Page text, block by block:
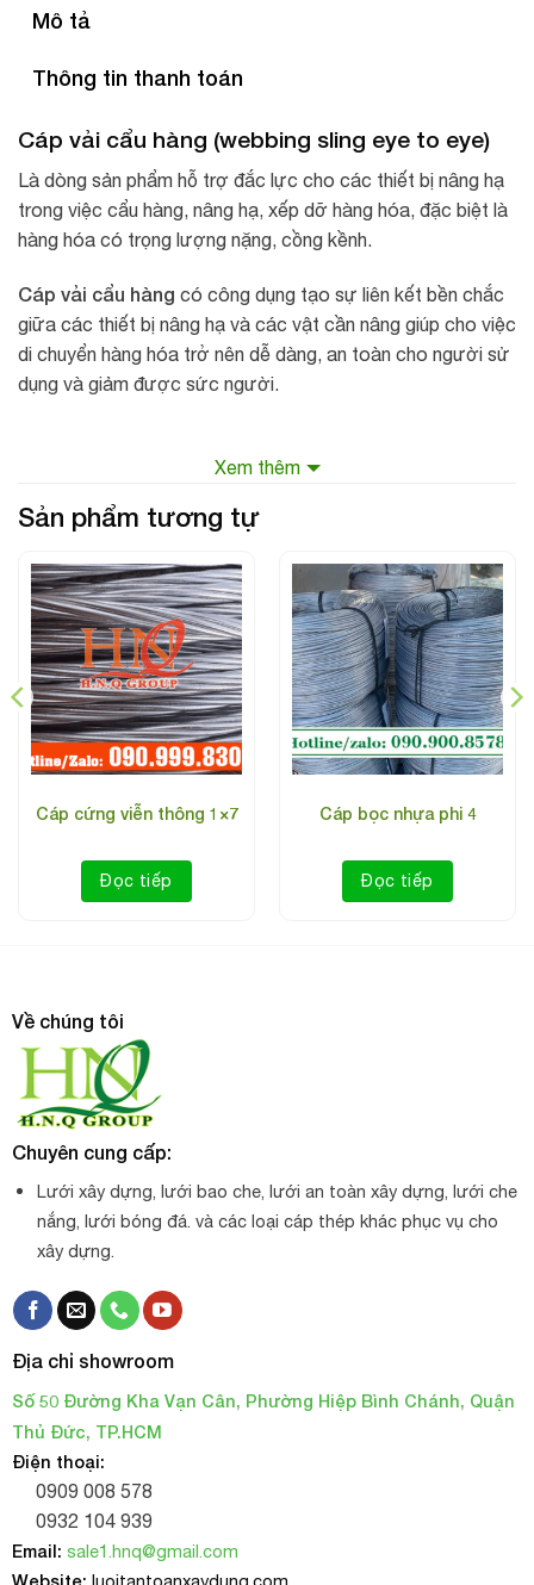
Mô tả
Thông tin thanh toán
Cáp vải cẩu hàng (webbing sling eye to eye)
Là dòng sản phẩm hỗ trợ đắc lực cho các thiết bị nâng hạ
trong việc cẩu hàng, nâng hạ, xếp dỡ hàng hóa, đặc biệt là
hàng hóa có trọng lượng nặng, cồng kềnh.
Cáp vải cẩu hàng có công dụng tạo sự liên kết bền chắc
giữa các thiết bị nâng hạ và các vật cần nâng giúp cho việc
di chuyển hàng hóa trở nên dễ dàng, an toàn cho người sử
dụng và giảm được sức người.
Loại: bản dẹt, 2 đầu mắt (webbing sling eye to eye)
Chất liệu: 100% polyester, dệt theo cấu trúc tấm sợi
bền chắc
Dệt một lớp hoặc dệt hai lớp( thường dùng loại một lớp)
Lực chịu tải: 1 tấn, 2 tấn, 3 tấn, 4 tấn, 5 tấn, 6 tấn, 8 tấn,
10 tấn…
Hệ số an toàn: 6:1 hoặc 7:1. Thường dùng loại 6:1.
Bản rộng: 25mm, 50mm, 75mm, 100mm, 125mm,
150mm, 200mm, 250mm.
Màu sắc đúng theo mã tiêu chuẩn DIN-EN 1492-1: tím,
xanh lá, vàng, xám, đỏ, nâu, xanh dương, cam.
Xuất xứ: Eastern , Myung Sung – Hàn Quốc
Các thông số kỹ thuật đều được thể hiện rõ trên sợi
Xem thêm
Sản phẩm tương tự
Cáp cứng viễn thông 1×7
Đọc tiếp
Cáp bọc nhựa phi 4
Đọc tiếp
Về chúng tôi
Chuyên cung cấp:
Lưới xây dựng, lưới bao che, lưới an toàn xây dựng, lưới che
nắng, lưới bóng đá. và các loại cáp thép khác phục vụ cho
xây dựng.
Địa chỉ showroom
Số 50 Đường Kha Vạn Cân, Phường Hiệp Bình Chánh, Quận
Thủ Đức, TP.HCM
Điện thoại:
0909 008 578
0932 104 939
Email: sale1.hnq@gmail.com
Website: luoitantoanxaydung.com